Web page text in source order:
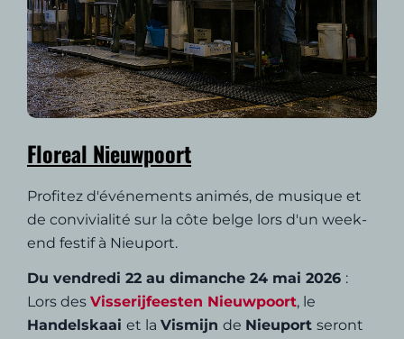
Floreal Nieuwpoort
Profitez d'événements animés, de musique et
de convivialité sur la côte belge lors d'un week-
end festif à Nieuport.
Du vendredi 22 au dimanche 24 mai 2026 :
Lors desVisserijfeesten Nieuwpoort, le
Handelskaaiet laVismijnde Nieuportseront